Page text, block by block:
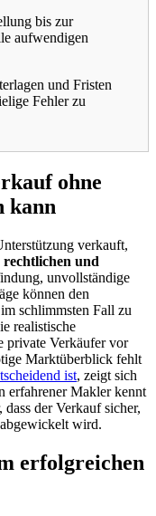
bis zur
aufwendigen
und Fristen
Fehler zu
ohne
kann
verkauft,
rechtlichen und
unvollständige
können den
schlimmsten Fall zu
realistische
private Verkäufer vor
Marktüberblick fehlt
ist, zeigt sich
erfahrener Makler kennt
der Verkauf sicher,
wird.
erfolgreichen